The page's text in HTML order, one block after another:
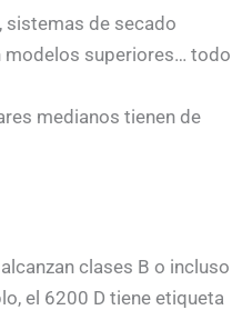
sistemas de secado
modelos superiores… todo
medianos tienen de
clases B o incluso
el 6200 D tiene etiqueta